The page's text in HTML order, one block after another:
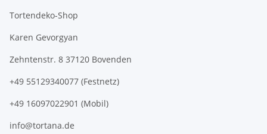
Tortendeko-Shop
Karen Gevorgyan
Zehntenstr. 8 37120 Bovenden
+49 55129340077 (Festnetz)
+49 16097022901 (Mobil)
info@tortana.de